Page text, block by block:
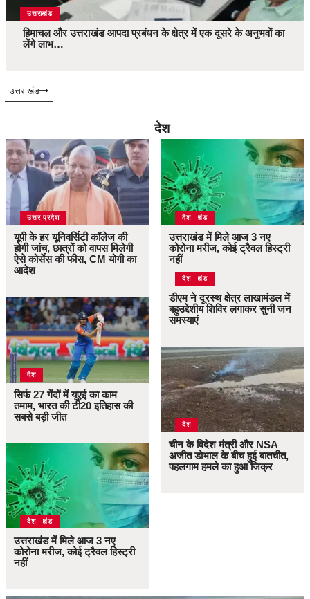
उत्तराखंड
हिमाचल और उत्तराखंड आपदा प्रबंधन के क्षेत्र में एक दूसरे के अनुभवों का
लेंगे लाभ…
उत्तराखंड
देश
उत्तर प्रदेश
यूपी के हर यूनिवर्सिटी कॉलेज की
होगी जांच, छात्रों को वापस मिलेगी
ऐसे कोर्सेस की फीस, CM योगी का
आदेश
देश
सिर्फ 27 गेंदों में यूएई का काम
तमाम, भारत की टी20 इतिहास की
सबसे बड़ी जीत
उत्तराखंड
देश
उत्तराखंड में मिले आज 3 नए
कोरोना मरीज, कोई ट्रैवल हिस्ट्री
नहीं
उत्तराखंड
देश
उत्तराखंड में मिले आज 3 नए
कोरोना मरीज, कोई ट्रैवल हिस्ट्री
नहीं
उत्तराखंड
देश
डीएम ने दूरस्थ क्षेत्र लाखामंडल में
बहुउद्देशीय शिविर लगाकर सुनी जन
समस्याएं
देश
चीन के विदेश मंत्री और NSA
अजीत डोभाल के बीच हुई बातचीत,
पहलगाम हमले का हुआ जिक्र